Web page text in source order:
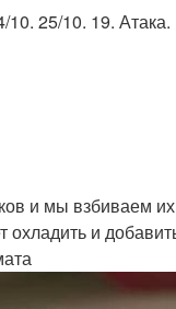
25/10. 19. Атака.
и мы взбиваем
охладить и